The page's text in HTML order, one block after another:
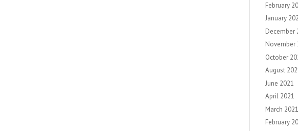
February
January
December
November
October
August
June 2021
April 2021
March 2021
February